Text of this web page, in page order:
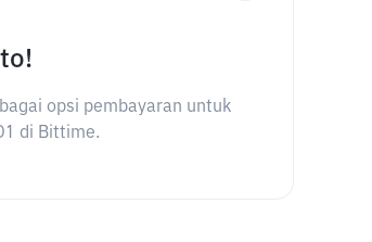
opsi pembayaran untuk
di Bittime.